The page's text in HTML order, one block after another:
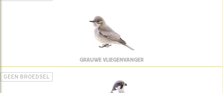
GRAUWE VLIEGENVANGER
GEEN BROEDSEL